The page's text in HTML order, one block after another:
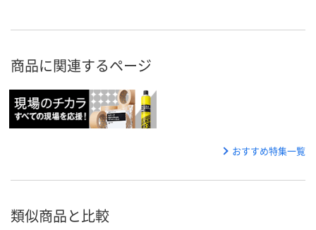
商品に関連するページ
おすすめ特集一覧
類似商品と比較